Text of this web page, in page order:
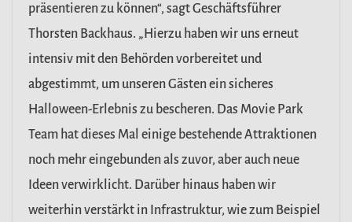
präsentieren zu können“, sagt Geschäftsführer
Thorsten Backhaus. „Hierzu haben wir uns erneut
intensiv mit den Behörden vorbereitet und
abgestimmt, um unseren Gästen ein sicheres
Halloween-Erlebnis zu bescheren. Das Movie Park
Team hat dieses Mal einige bestehende Attraktionen
noch mehr eingebunden als zuvor, aber auch neue
Ideen verwirklicht. Darüber hinaus haben wir
weiterhin verstärkt in Infrastruktur, wie zum Beispiel